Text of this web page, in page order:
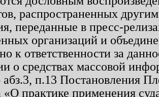
распространенных
переданные в пресс-
организаций и
к ответственности за
о средствах массовой
абз.3, п.13 Постановления
«О практике применения